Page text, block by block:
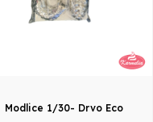
Modlice 1/30- Drvo Eco